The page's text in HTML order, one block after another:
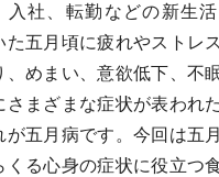
入社、転勤などの新生
た五月頃に疲れやストレ
、めまい、意欲低下、不
まざまな症状が表われ
が五月病です。今回は五
くる心身の症状に役立つ